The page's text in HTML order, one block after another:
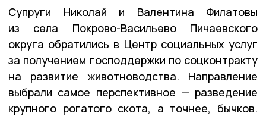
Супруги Николай и Валентина Филатовы
из села Покрово-Васильево Пичаевского
округа обратились в Центр социальных услуг
за получением господдержки по соцконтракту
на развитие животноводства. Направление
выбрали самое перспективное — разведение
крупного рогатого скота, а точнее, бычков.